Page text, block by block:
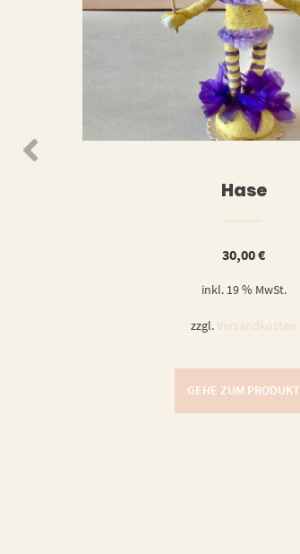
Hase
30,00€
inkl. 19 % MwSt.
zzgl.Versandkosten
GEHE ZUM PRODUKT